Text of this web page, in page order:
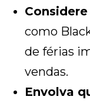
como
de férias
vendas.
Envolva